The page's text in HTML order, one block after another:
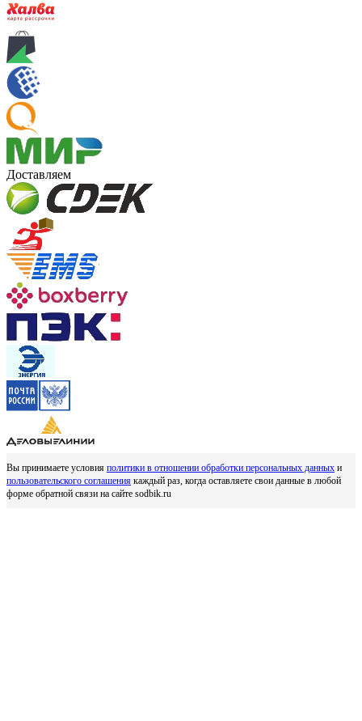
Доставляем
Вы принимаете условия политики в отношении обработки персональных данных и
пользовательского соглашения каждый раз, когда оставляете свои данные в любой
форме обратной связи на сайте sodbik.ru